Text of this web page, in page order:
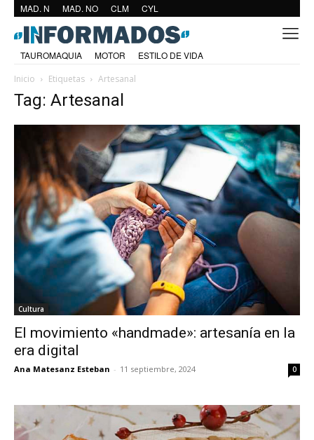
MAD. N MAD. NO CLM CYL
TAUROMAQUIA MOTOR
ESTILO DE VIDA
Inicio
Etiquetas Artesanal
Tag: Artesanal
Cultura
El movimiento «handmade»: artesanía en la
era digital
Ana Matesanz Esteban - 11 septiembre, 2024 0